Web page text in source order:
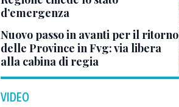
d’emergenza
Nuovo passo in avanti per il ritorno
delle Province in Fvg: via libera
alla cabina di regia
VIDEO